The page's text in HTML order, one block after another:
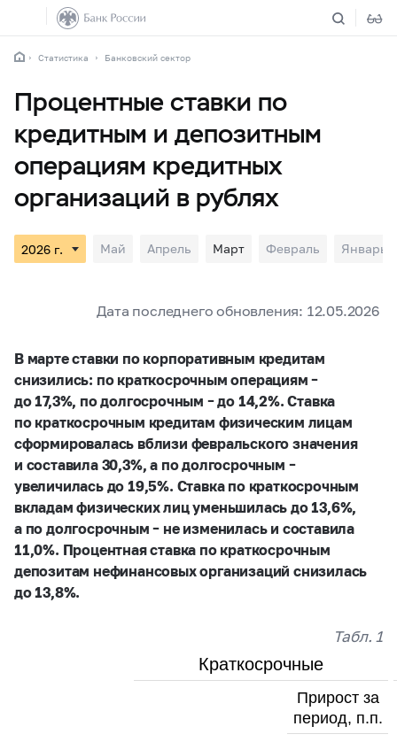
Статистика Банковский сектор
Процентные ставки по
кредитным и депозитным
операциям кредитных
организаций в рублях
Май Апрель Март Февраль Январь
Дата последнего обновления: 12.05.2026
В марте ставки по корпоративным кредитам
снизились: по краткосрочным операциям –
до 17,3%, по долгосрочным – до 14,2%. Ставка
по краткосрочным кредитам физическим лицам
сформировалась вблизи февральского значения
и составила 30,3%, а по долгосрочным –
увеличилась до 19,5%. Ставка по краткосрочным
вкладам физических лиц уменьшилась до 13,6%,
а по долгосрочным – не изменилась и составила
11,0%. Процентная ставка по краткосрочным
депозитам нефинансовых организаций снизилась
до 13,8%.
Табл. 1
Краткосрочные
Прирост за
период, п.п.